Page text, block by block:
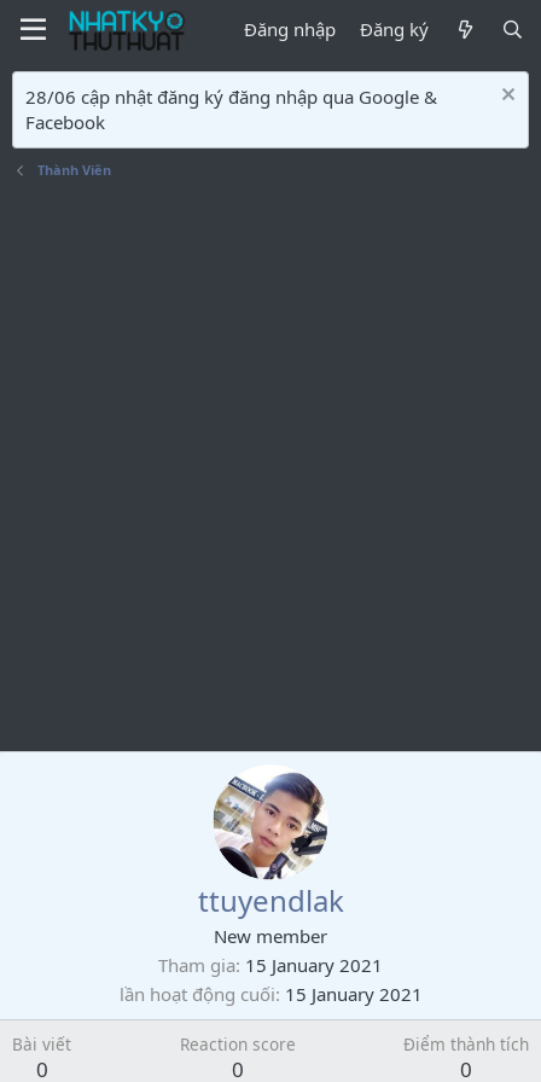
Đăng nhập Đăng ký
28/06 cập nhật đăng ký đăng nhập qua Google &
Facebook
Thành Viên
ttuyendlak
New member
Tham gia 15 January 2021
lần hoạt động cuối 15 January 2021
Bài viết
0
Reaction score
0
Điểm thành tích
0